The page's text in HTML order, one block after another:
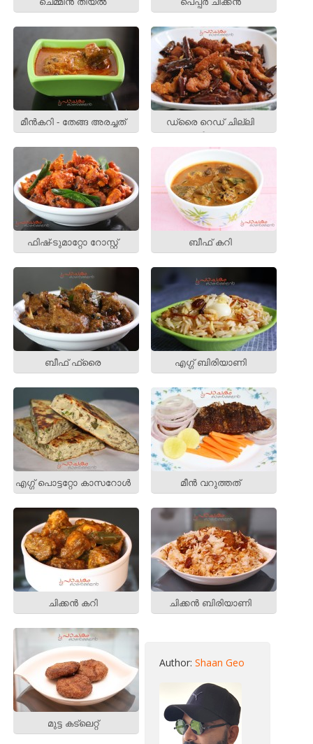
മീന്‍കറി - തേങ്ങ അരച്ചത്
ഡ്രൈ റെഡ് ചില്ലി
ചിക്കന്‍
ഫിഷ്‌-ടുമാറ്റോ റോസ്റ്റ് ബീഫ് കറി
ബീഫ് ഫ്രൈ എഗ്ഗ് ബിരിയാണി
എഗ്ഗ് പൊട്ടറ്റോ കാസറോള്‍ മീന്‍ വറുത്തത്‌
ചിക്കന്‍ കറി ചിക്കന്‍ ബിരിയാണി
മുട്ട കട്‌ലെറ്റ്‌
Author:Shaan Geo